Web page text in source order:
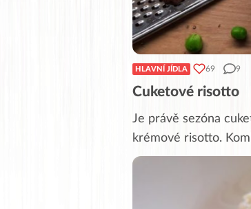
HLAVNÍ JÍDLA 69 9
Cuketové risotto
Je právě sezóna
krémové risotto.